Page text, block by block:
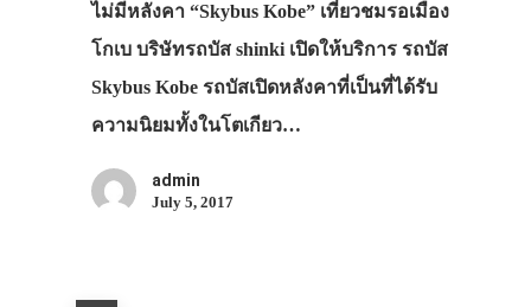
ไม่มีหลังคา “Skybus Kobe” เที่ยวชมรอเมือง
โกเบ บริษัทรถบัส shinki เปิดให้บริการ รถบัส
Skybus Kobe รถบัสเปิดหลังคาที่เป็นที่ได้รับ
ความนิยมทั้งในโตเกียว…
admin
July 5, 2017